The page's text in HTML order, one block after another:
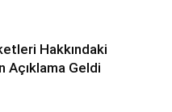
Hakkındaki
Açıklama Geldi